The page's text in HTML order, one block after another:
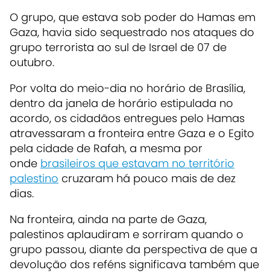
O grupo, que estava sob poder do Hamas em
Gaza, havia sido sequestrado nos ataques do
grupo terrorista ao sul de Israel de 07 de
outubro.
Por volta do meio-dia no horário de Brasília,
dentro da janela de horário estipulada no
acordo, os cidadãos entregues pelo Hamas
atravessaram a fronteira entre Gaza e o Egito
pela cidade de Rafah, a mesma por
onde brasileiros que estavam no território
palestino cruzaram há pouco mais de dez
dias.
Na fronteira, ainda na parte de Gaza,
palestinos aplaudiram e sorriram quando o
grupo passou, diante da perspectiva de que a
devolução dos reféns significava também que